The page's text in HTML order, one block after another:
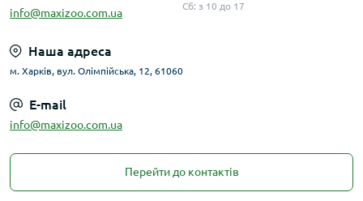
info@maxizoo.com.ua
Сб: з 10 до 17
Наша адреса
м. Харків, вул. Олімпійська, 12, 61060
E-mail
info@maxizoo.com.ua
Перейти до контактів